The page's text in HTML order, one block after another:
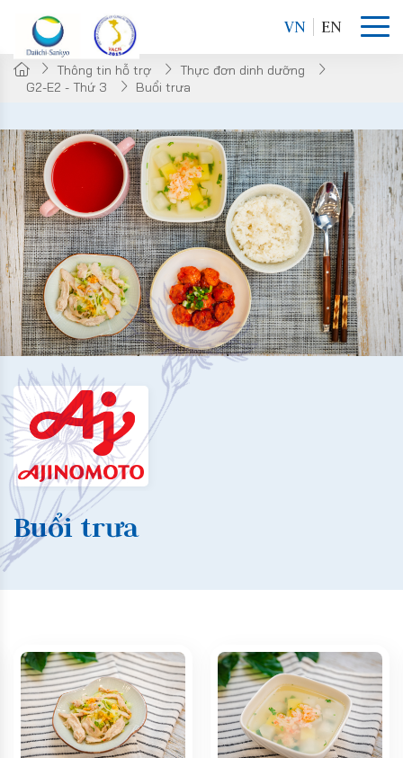
VN EN
Thông tin hỗ trợ
Thực đơn dinh dưỡng
G2-E2 - Thứ 3
Buổi trưa
Buổi trưa